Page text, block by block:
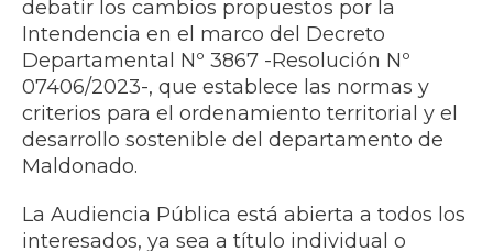
debatir los cambios propuestos por la
Intendencia en el marco del Decreto
Departamental Nº 3867 -Resolución Nº
07406/2023-, que establece las normas y
criterios para el ordenamiento territorial y el
desarrollo sostenible del departamento de
Maldonado.
La Audiencia Pública está abierta a todos los
interesados, ya sea a título individual o